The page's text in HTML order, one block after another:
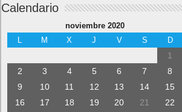
Calendario
noviembre 2020
M X J V S D
1
2
3 4 5 6 7
8
9
10 11 12 13 14
15
16
17 18 19 20 21
22